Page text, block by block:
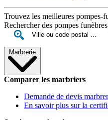
Trouvez les meilleures pompes-
Rechercher des pompes
Marbrerie
Comparer les marbriers
Demande de devis
En savoir plus sur la